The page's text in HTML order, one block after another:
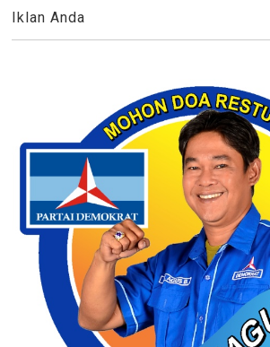
Iklan Anda